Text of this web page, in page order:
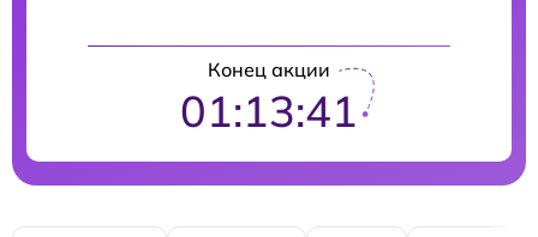
Конец акции
01:13:40